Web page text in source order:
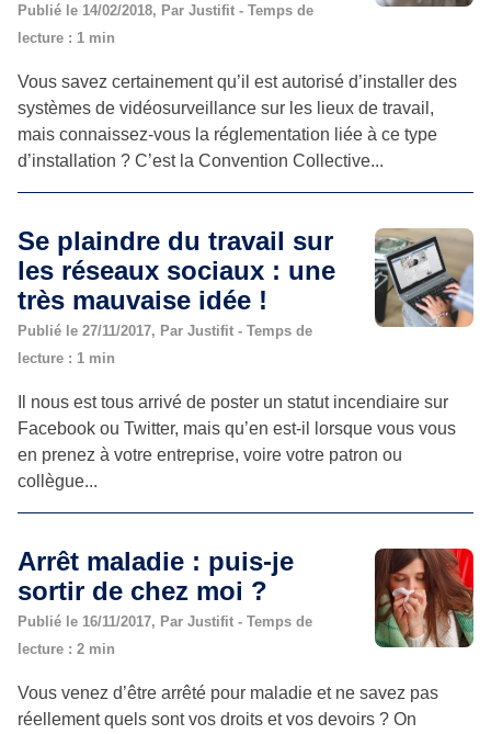
Publié le 14/02/2018, Par Justifit - Temps de
lecture : 1 min
Vous savez certainement qu’il est autorisé d’installer des
systèmes de vidéosurveillance sur les lieux de travail,
mais connaissez-vous la réglementation liée à ce type
d’installation ? C’est la Convention Collective...
Se plaindre du travail sur
les réseaux sociaux : une
très mauvaise idée !
Publié le 27/11/2017, Par Justifit - Temps de
lecture : 1 min
Il nous est tous arrivé de poster un statut incendiaire sur
Facebook ou Twitter, mais qu’en est-il lorsque vous vous
en prenez à votre entreprise, voire votre patron ou
collègue...
Arrêt maladie : puis-je
sortir de chez moi ?
Publié le 16/11/2017, Par Justifit - Temps de
lecture : 2 min
Vous venez d’être arrêté pour maladie et ne savez pas
réellement quels sont vos droits et vos devoirs ? On